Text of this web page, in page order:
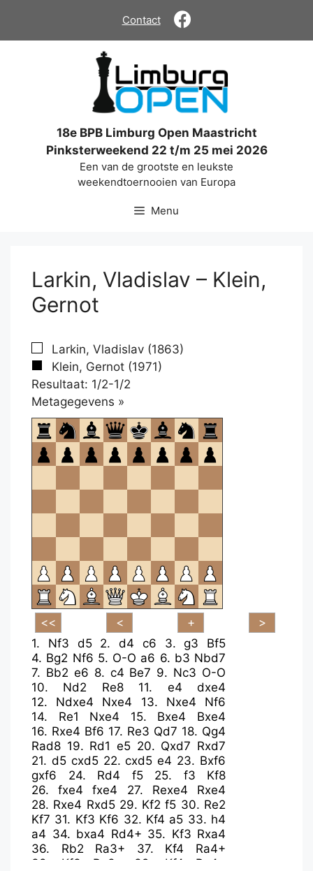
de
Contact
18e BPB Limburg Open Maastricht
Pinksterweekend 22 t/m 25 mei 2026
Een van de grootste en leukste
weekendtoernooien van Europa
Menu
Larkin, Vladislav – Klein,
Gernot
Larkin, Vladislav (1863)
Klein, Gernot (1971)
Resultaat: 1/2-1/2
Metagegevens »
om
te
openen.
1. Nf3 d5 2. d4 c6 3.g3
Bf5
4. Bg2 Nf6 5. O-O a6 6. b3 Nbd7
7. Bb2 e6 8. c4 Be7 9. Nc3 O-O
10. Nd2 Re8 11. e4
dxe4
12. Ndxe4 Nxe4 13. Nxe4
Nf6
14. Re1 Nxe4 15. Bxe4
Bxe4
16. Rxe4 Bf6 17. Re3 Qd7 18. Qg4
Rad8 19. Rd1 e5 20. Qxd7 Rxd7
21. d5 cxd5 22.cxd5 e4 23. Bxf6
gxf6
24. Rd4 f5 25. f3
Kf8
26.fxe4 fxe4 27. Rexe4
Rxe4
28. Rxe4 Rxd5 29. Kf2 f5 30. Re2
Kf7 31. Kf3 Kf6 32. Kf4 a5 33. h4
a4 34. bxa4 Rd4+ 35. Kf3 Rxa4
36. Rb2 Ra3+ 37. Kf4
Ra4+
38. Kf3 Ra3+ 39. Kf4
Ra4+